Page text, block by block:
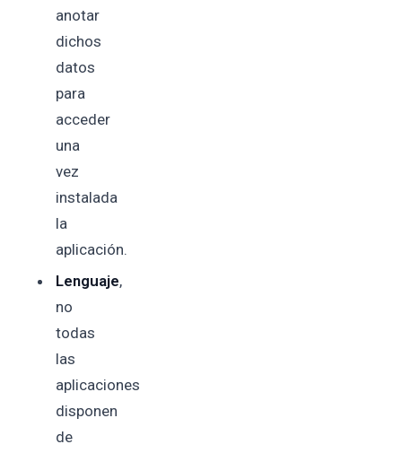
anotar
dichos
datos
para
acceder
una
vez
instalada
la
aplicación.
Lenguaje,
no
todas
las
aplicaciones
disponen
de